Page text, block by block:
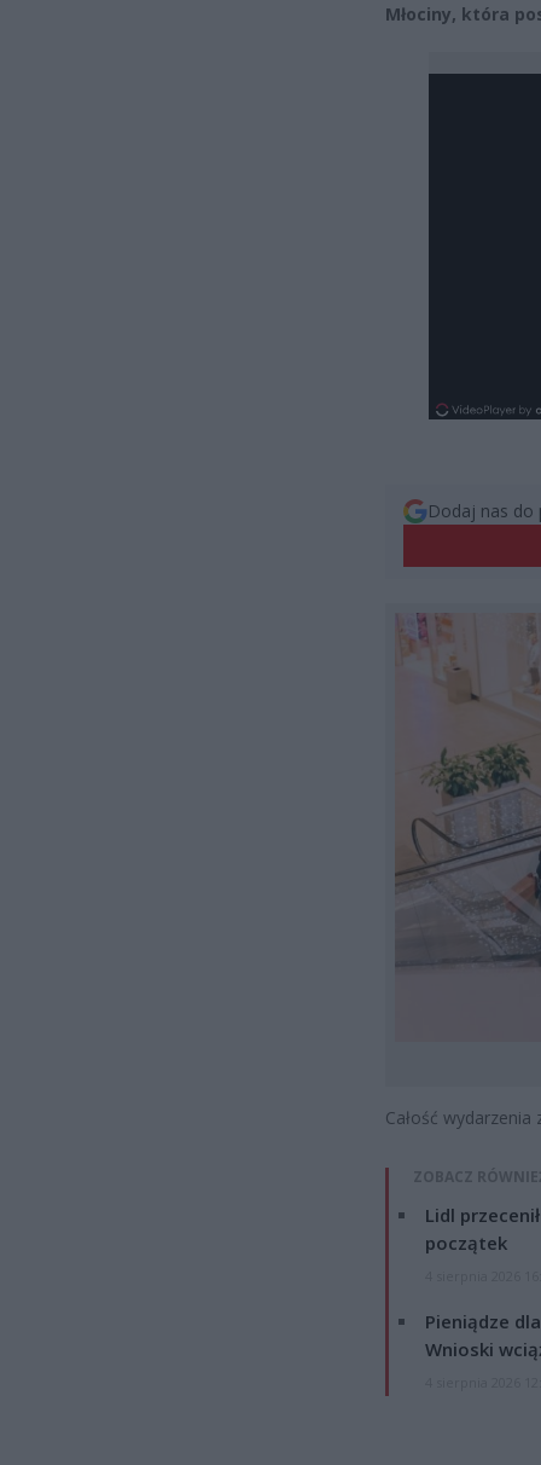
Młociny, która
Dodaj nas do
Całość
ZOBACZ
Lidl
początek
Pieniądze
Wnioski